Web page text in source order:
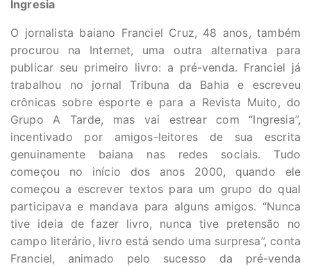
Ingresia
O jornalista baiano Franciel Cruz, 48 anos, também
procurou na Internet, uma outra alternativa para
publicar seu primeiro livro: a pré-venda. Franciel já
trabalhou no jornal Tribuna da Bahia e escreveu
crônicas sobre esporte e para a Revista Muito, do
Grupo A Tarde, mas vai estrear com “Ingresia”,
incentivado por amigos-leitores de sua escrita
genuinamente baiana nas redes sociais. Tudo
começou no início dos anos 2000, quando ele
começou a escrever textos para um grupo do qual
participava e mandava para alguns amigos. “Nunca
tive ideia de fazer livro, nunca tive pretensão no
campo literário, livro está sendo uma surpresa”, conta
Franciel, animado pelo sucesso da pré-venda